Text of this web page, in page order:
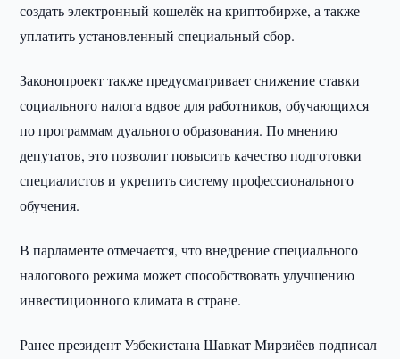
создать электронный кошелёк на криптобирже, а также
уплатить установленный специальный сбор.
Законопроект также предусматривает снижение ставки
социального налога вдвое для работников, обучающихся
по программам дуального образования. По мнению
депутатов, это позволит повысить качество подготовки
специалистов и укрепить систему профессионального
обучения.
В парламенте отмечается, что внедрение специального
налогового режима может способствовать улучшению
инвестиционного климата в стране.
Ранее президент Узбекистана Шавкат Мирзиёев подписал